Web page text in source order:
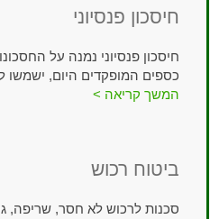
חיסכון פנסיוני
חיסכון פנסיוני נמנה על
כספים המופקדים היום, ישמשו
המשך קריאה >
ביטוח רכוש
סכנות לרכוש לא חסר, שריפה,